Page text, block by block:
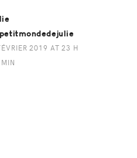
2019 AT 23 H